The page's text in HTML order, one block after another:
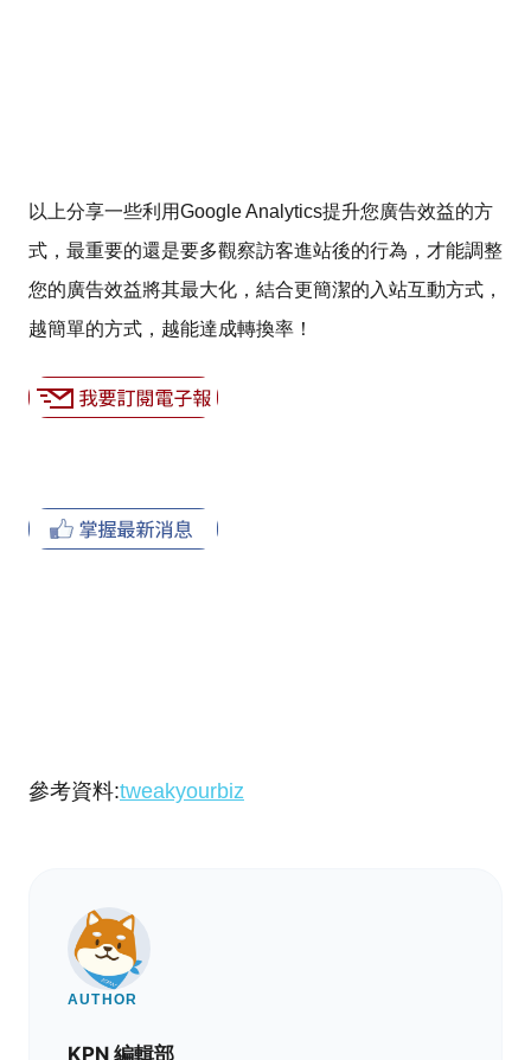
以上分享一些利用Google Analytics提升您廣告效益的方
式，最重要的還是要多觀察訪客進站後的行為，才能調整
您的廣告效益將其最大化，結合更簡潔的入站互動方式，
越簡單的方式，越能達成轉換率！
參考資料:tweakyourbiz
AUTHOR
KPN 編輯部